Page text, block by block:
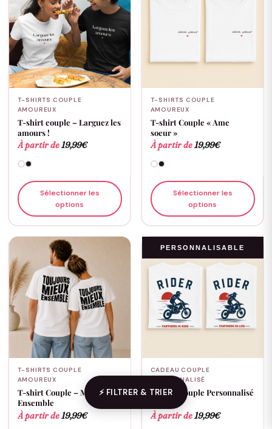
T-SHIRTS COUPLE
AMOUREUX
T-shirt couple – Larguez les
amours !
À partir de19,99€
Sélectionner les
options
T-SHIRTS COUPLE
AMOUREUX
T-shirt Couple « Ame
soeur »
À partir de19,99€
Sélectionner les
options
T-SHIRTS COUPLE
AMOUREUX
T-shirt Couple – Mieux
Ensemble
À partir de19,99€
PERSONNALISABLE
CADEAU COUPLE
PERSONNALISÉ
T-shirt Couple Personnalisé
À partir de19,99€
⚡ FILTRER & TRIER